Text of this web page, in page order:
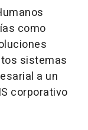
como
sistemas
a un
corporativo